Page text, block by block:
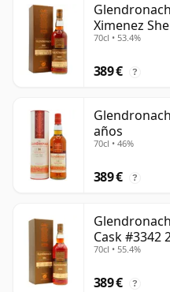
Ximenez
años
70cl • 53.4%
389 € ?
años
70cl • 46%
389 € ?
Cask #3342
70cl • 55.4%
389 € ?